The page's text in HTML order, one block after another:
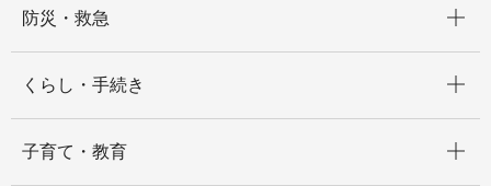
防災・救急
くらし・手続き
子育て・教育